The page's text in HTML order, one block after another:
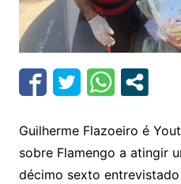
Guilherme Flazoeiro é
sobre Flamengo a atingir
décimo sexto